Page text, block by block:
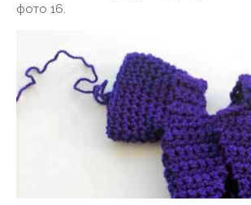
фото 16.